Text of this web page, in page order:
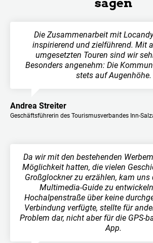
Die Zusammenarbeit mit
inspirierend und zielführend. Mit
umgesetzten Touren sind wir
Besonders angenehm: Die
stets auf Augenhöhe.
Andrea Streiter
Geschäftsführerin des Tourismusverbandes Inn-
Da wir mit den bestehenden
Möglichkeit hatten, die vielen
Großglockner zu erzählen, kam uns
Multimedia-Guide zu
Hochalpenstraße über keine
Verbindung verfügte, stellte für
Problem dar, nicht aber für die GPS-
App.